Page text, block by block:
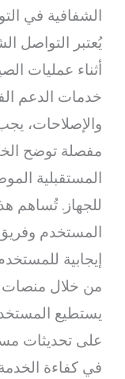
الشفافية في
يُعتبر التواصل
أثناء عمليات
خدمات الدعم
والإصلاحات،
مفصلة توضح
المستقبلية
للجهاز. تُساهم
المستخدم
إيجابية
من خلال منصات
يستطيع
على تحديثات
في كفاءة